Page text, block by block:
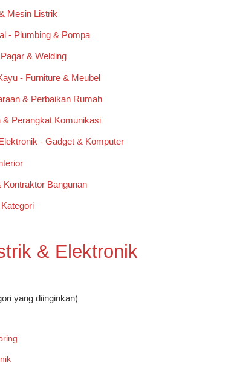
Mesin Listrik
- Plumbing & Pompa
& Welding
- Furniture & Meubel
& Perbaikan Rumah
& Perangkat Komunikasi
- Gadget & Komputer
Kontraktor Bangunan
& Elektronik
yang diinginkan)